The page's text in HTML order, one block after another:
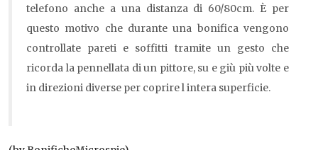
telefono anche a una distanza di 60/80cm. È per
questo motivo che durante una bonifica vengono
controllate pareti e soffitti tramite un gesto che
ricorda la pennellata di un pittore, su e giù più volte e
in direzioni diverse per coprire l intera superficie.